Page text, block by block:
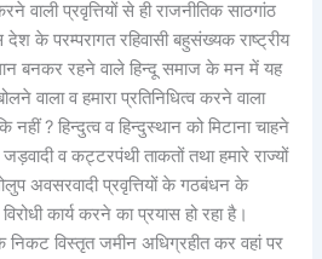
प्रवृत्तियों से ही राजनीतिक साठगांठ
के परम्परागत रहिवासी बहुसंख्यक राष्ट्रीय
बनकर रहने वाले हिन्दू समाज के मन में यह
वाला व हमारा प्रतिनिधित्व करने वाला
? हिन्दुत्व व हिन्दुस्थान को मिटाना चाहने
जड़वादी व कट्टरपंथी ताकतों तथा हमारे राज्यों
अवसरवादी प्रवृत्तियों के गठबंधन के
कार्य करने का प्रयास हो रहा है।
निकट विस्तृत जमीन अधिग्रहीत कर वहां पर